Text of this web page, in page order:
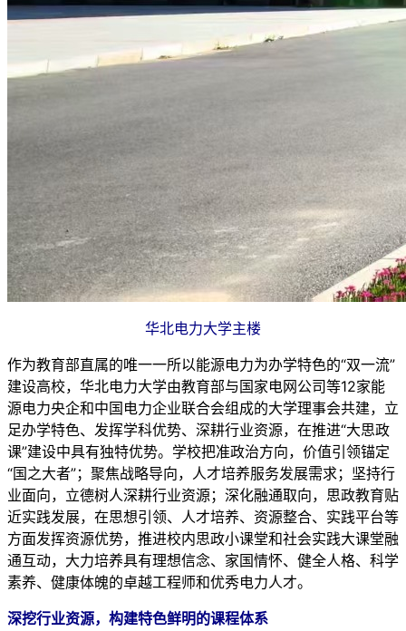
华北电力大学主楼
作为教育部直属的唯一一所以能源电力为办学特色的“双一流”
建设高校，华北电力大学由教育部与国家电网公司等12家能
源电力央企和中国电力企业联合会组成的大学理事会共建，立
足办学特色、发挥学科优势、深耕行业资源，在推进“大思政
课”建设中具有独特优势。学校把准政治方向，价值引领锚定
“国之大者”；聚焦战略导向，人才培养服务发展需求；坚持行
业面向，立德树人深耕行业资源；深化融通取向，思政教育贴
近实践发展，在思想引领、人才培养、资源整合、实践平台等
方面发挥资源优势，推进校内思政小课堂和社会实践大课堂融
通互动，大力培养具有理想信念、家国情怀、健全人格、科学
素养、健康体魄的卓越工程师和优秀电力人才。
深挖行业资源，构建特色鲜明的课程体系